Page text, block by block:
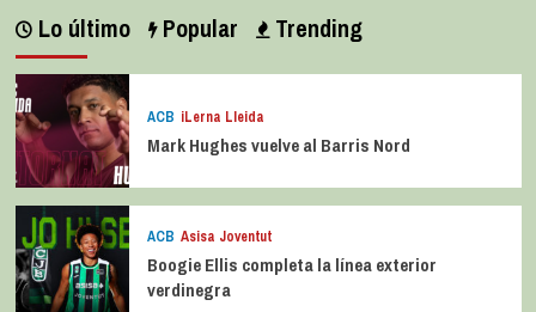
Lo último Popular Trending
ACB iLerna Lleida
Mark Hughes vuelve al Barris Nord
ACB Asisa Joventut
Boogie Ellis completa la línea exterior
verdinegra